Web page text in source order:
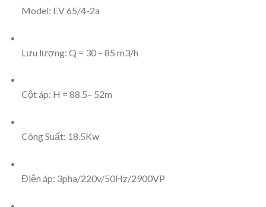
Model: EV 65/4-2a
Lưu lượng: Q = 30 – 85 m3/h
Cột áp: H = 88.5– 52m
Công Suất: 18.5Kw
Điện áp: 3pha/220v/50Hz/2900VP